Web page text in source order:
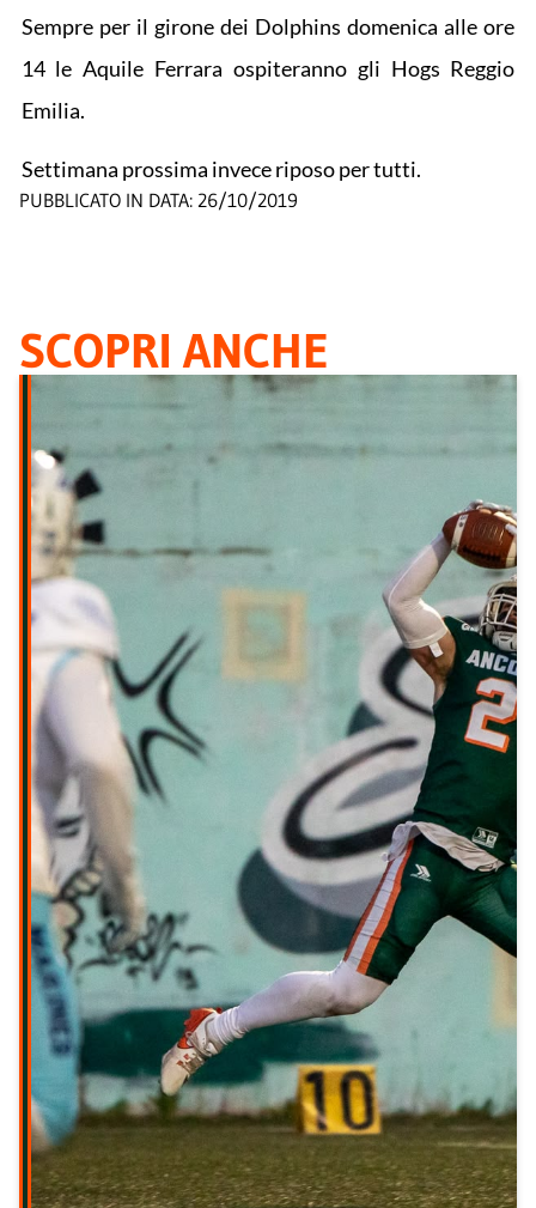
Sempre per il girone dei Dolphins domenica alle ore
14 le Aquile Ferrara ospiteranno gli Hogs Reggio
Emilia.
Settimana prossima invece riposo per tutti.
PUBBLICATO IN DATA: 26/10/2019
SCOPRI ANCHE